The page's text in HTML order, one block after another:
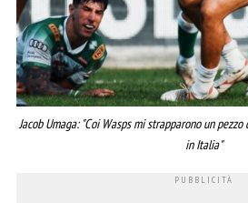
Jacob Umaga: "Coi Wasps mi strapparono un
in Italia"